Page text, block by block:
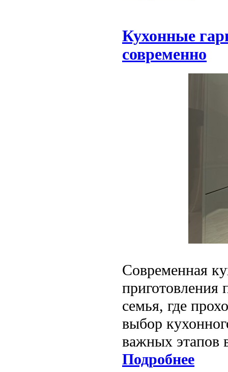
Кухонные
современно
Современная
приготовления
семья, где
выбор
важных этапов
Подробнее